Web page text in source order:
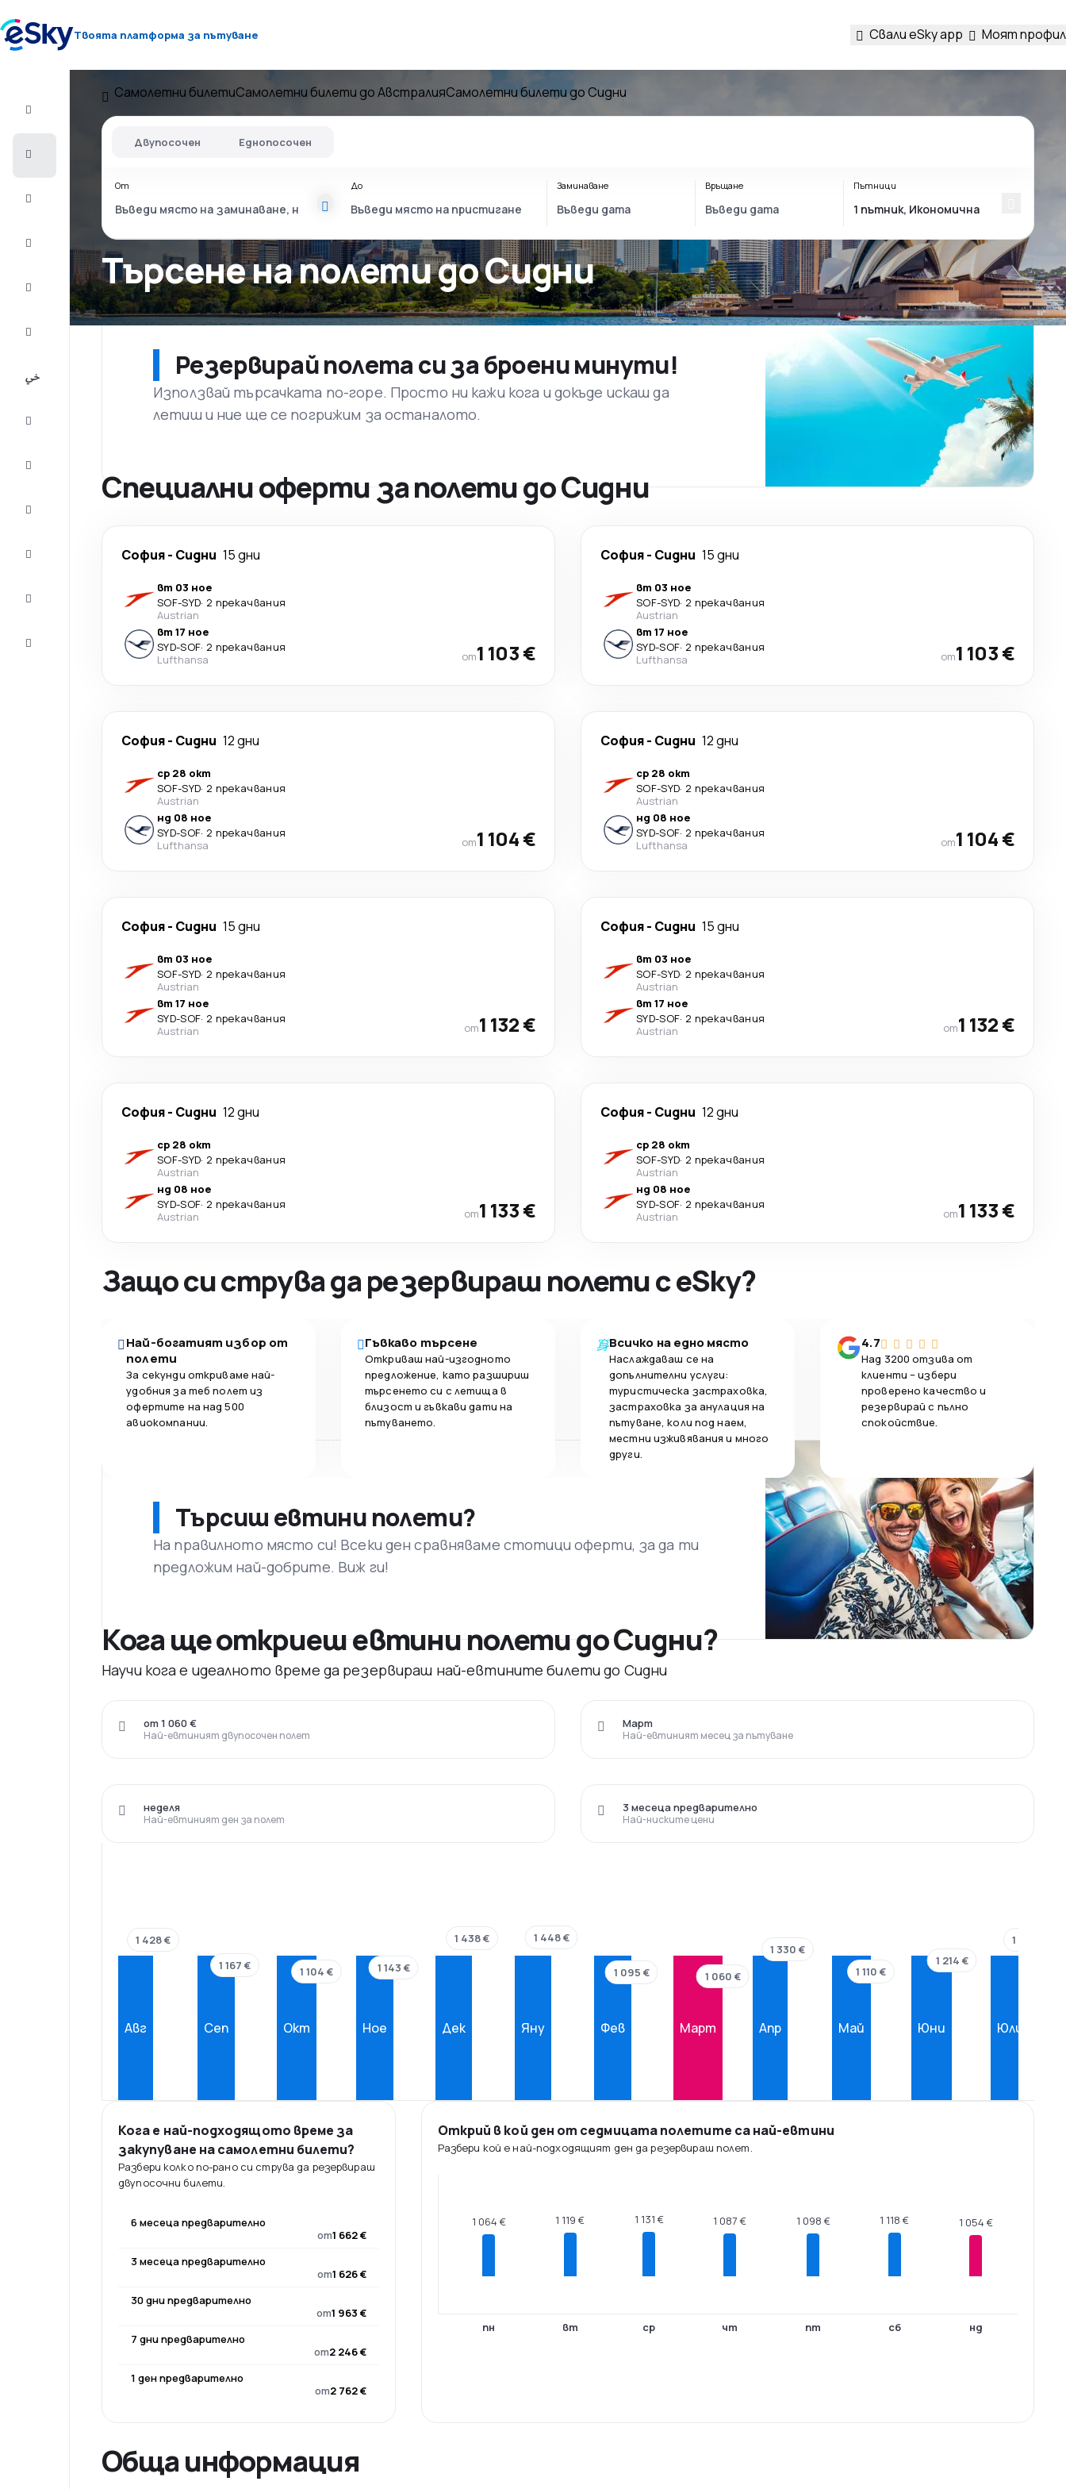
Твоята платформа за пътуване Свали eSky app Моят профил
2026/27
Самолетни билетиСамолетни билети до АвстралияСамолетни билети до Сидни
Търсене на полети до Сидни
Двупосочен Еднопосочен
От До Заминаване Връщане Пътници
Резервирай полета си за броени минути!
Използвай търсачката по-горе. Просто ни кажи кога и докъде искаш да
летиш и ние ще се погрижим за останалото.
Специални оферти за полети до Сидни
София- Сидни 15 дни
вт 03 ное
SOF-SYD· 2 прекачвания
Austrian
вт 17 ное
SYD-SOF· 2 прекачвания
Lufthansa
от1 103 €
София- Сидни 15 дни
вт 03 ное
SOF-SYD· 2 прекачвания
Austrian
вт 17 ное
SYD-SOF· 2 прекачвания
Lufthansa
от1 103 €
София- Сидни 12 дни
ср 28 окт
SOF-SYD· 2 прекачвания
Austrian
нд 08 ное
SYD-SOF· 2 прекачвания
Lufthansa
от1 104 €
София- Сидни 12 дни
ср 28 окт
SOF-SYD· 2 прекачвания
Austrian
нд 08 ное
SYD-SOF· 2 прекачвания
Lufthansa
от1 104 €
София- Сидни 15 дни
вт 03 ное
SOF-SYD· 2 прекачвания
Austrian
вт 17 ное
SYD-SOF· 2 прекачвания
Austrian
от1 132 €
София- Сидни 15 дни
вт 03 ное
SOF-SYD· 2 прекачвания
Austrian
вт 17 ное
SYD-SOF· 2 прекачвания
Austrian
от1 132 €
София- Сидни 12 дни
ср 28 окт
SOF-SYD· 2 прекачвания
Austrian
нд 08 ное
SYD-SOF· 2 прекачвания
Austrian
от1 133 €
София- Сидни 12 дни
ср 28 окт
SOF-SYD· 2 прекачвания
Austrian
нд 08 ное
SYD-SOF· 2 прекачвания
Austrian
от1 133 €
Защо си струва да резервираш полети с eSky?
Най-богатият избор от
полети
За секунди откриваме най-
удобния за теб полет из
офертите на над 500
авиокомпании.
Гъвкаво търсене
Откриваш най-изгодното
предложение, като разшириш
търсенето си с летища в
близост и гъвкави дати на
пътуването.
Всичко на едно място
Наслаждаваш се на
допълнителни услуги:
туристическа застраховка,
застраховка за анулация на
пътуване, коли под наем,
местни изживявания и много
други.
4.7
Над 3200 отзива от
клиенти – избери
проверено качество и
резервирай с пълно
спокойствие.
Търсиш евтини полети?
На правилното място си! Всеки ден сравняваме стотици оферти, за да ти
предложим най-добрите. Виж ги!
Кога ще откриеш евтини полети до Сидни?
Научи кога е идеалното време да резервираш най-евтините билети до Сидни
Най-евтиният двупосочен полет
от 1 060 €
Най-евтиният месец за пътуване
Март
Най-евтиният ден за полет
неделя
Най-ниските цени
3 месеца предварително
Авг
1 428 €
Сеп
1 167 €
Окт
1 104 €
Ное
1 143 €
Дек
1 438 €
Яну
1 448 €
Фев
1 095 €
Март
1 060 €
Апр
1 330 €
Май
1 110 €
Юни
1 214 €
Юли
1 423 €
Кога е най-подходящото време за
закупуване на самолетни билети?
Разбери колко по-рано си струва да резервираш
двупосочни билети.
6 месеца предварително
от1 662 €
3 месеца предварително
от1 626 €
30 дни предварително
от1 963 €
7 дни предварително
от2 246 €
1 ден предварително
от2 762 €
Открий в кой ден от седмицата полетите са най-евтини
Разбери кой е най-подходящият ден да резервираш полет.
1 064 €
пн
1 119 €
вт
1 131 €
ср
1 087 €
чт
1 098 €
пт
1 118 €
сб
1 054 €
нд
Обща информация